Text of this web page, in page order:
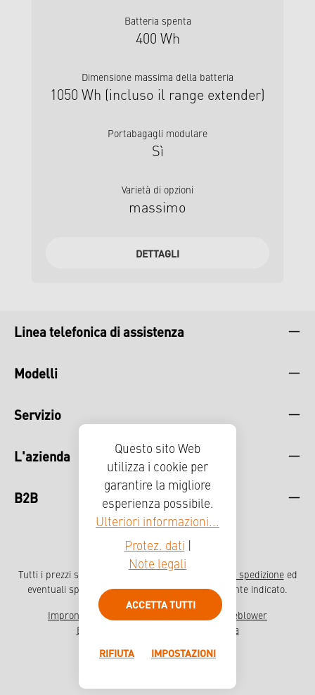
la bicicletta per viaggi più lunghi, la
LOADY vi offre la flessibilità necessaria
per gestire diversi scenari di utilizzo.
rimane sempre agile, mentre la forcella
sospesa offre il comfort necessario,
indipendentemente dal terreno su cui si
con voi e con le vostre esigenze: la
LOADY.
Batteria spenta
400 Wh
Dimensione massima della batteria
1050 Wh (incluso il range extender)
Portabagagli modulare
Sì
Varietà di opzioni
massimo
DETTAGLI
Linea telefonica di assistenza
Modelli
Servizio
L'azienda
B2B
Tutti i prezzi sono comprensivi di IVA più , spese di spedizioneed
eventuali spese di spedizione, se non diversamente indicato.
Impronta Protezione dei dati
Sistema Whistleblower
Erklärung zur Barrierefreiheit
Stampa
Questo sito Web
utilizza i cookie per
garantire la migliore
esperienza possibile.
Ulteriori informazioni...
Protez. dati
Note legali
ACCETTA TUTTI
RIFIUTA IMPOSTAZIONI